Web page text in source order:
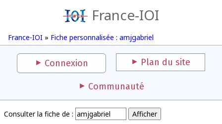
France-IOI
France-IOI » Fiche personnalisée : amjgabriel
Connexion Plan du site
Communauté
Consulter la fiche de :